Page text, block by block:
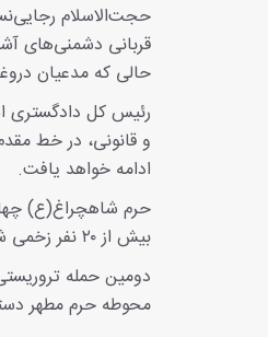
حجت‌الاسلام
قربانی دشمنی‌های
حالی که مدعیان
رئیس کل دادگستری
و قانونی، در خط
ادامه خواهد یافت.
بیش از ۲۰ نفر زخمی شدند.
محوطه حرم مطهر